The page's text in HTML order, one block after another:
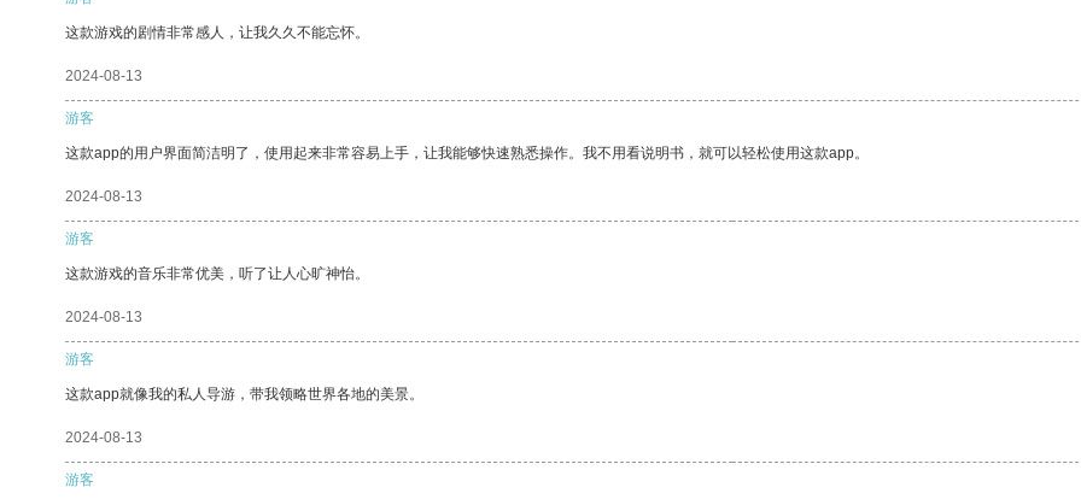
这款游戏的剧情非常感人，让我久久不能忘怀。
2024-08-13
游客
这款app的用户界面简洁明了，使用起来非常容易上手，让我能够快速熟悉操作。我不用看说明书，就可以轻松使用这款app。
2024-08-13
游客
这款游戏的音乐非常优美，听了让人心旷神怡。
2024-08-13
游客
这款app就像我的私人导游，带我领略世界各地的美景。
2024-08-13
游客